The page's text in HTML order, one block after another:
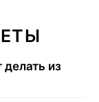
делать из